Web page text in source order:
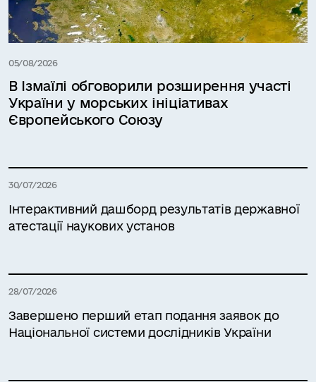
05/08/2026
В Ізмаїлі обговорили розширення участі
України у морських ініціативах
Європейського Союзу
30/07/2026
Інтерактивний дашборд результатів державної
атестації наукових установ
28/07/2026
Завершено перший етап подання заявок до
Національної системи дослідників України